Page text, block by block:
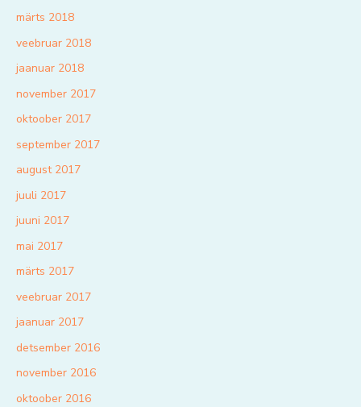
märts 2018
veebruar 2018
jaanuar 2018
november 2017
oktoober 2017
september 2017
august 2017
juuli 2017
juuni 2017
mai 2017
märts 2017
veebruar 2017
jaanuar 2017
detsember 2016
november 2016
oktoober 2016